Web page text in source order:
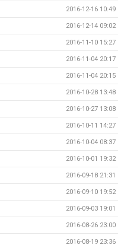
2016-12-16 10:49
2016-12-14 09:02
2016-11-10 15:27
2016-11-04 20:17
2016-11-04 20:15
2016-10-28 13:48
2016-10-27 13:08
2016-10-11 14:27
2016-10-04 08:37
2016-10-01 19:32
2016-09-18 21:31
2016-09-10 19:52
2016-09-03 19:01
2016-08-26 23:00
2016-08-19 23:36